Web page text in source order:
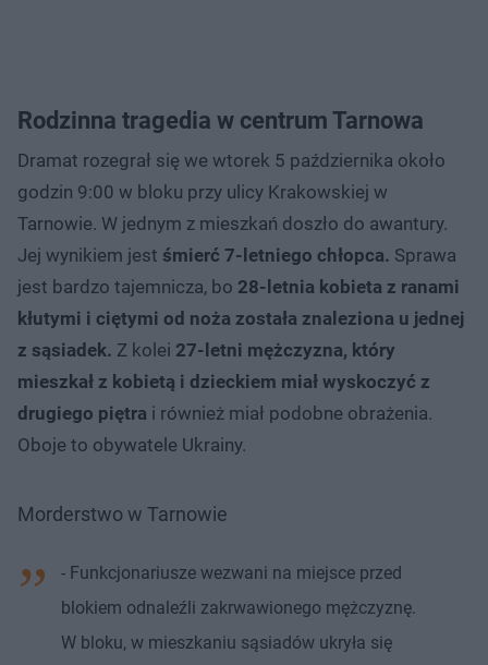
Rodzinna tragedia w centrum Tarnowa
Dramat rozegrał się we wtorek 5 października około
godzin 9:00 w bloku przy ulicy Krakowskiej w
Tarnowie. W jednym z mieszkań doszło do awantury.
Jej wynikiem jest śmierć 7-letniego chłopca. Sprawa
jest bardzo tajemnicza, bo 28-letnia kobieta z ranami
kłutymi i ciętymi od noża została znaleziona u jednej
z sąsiadek. Z kolei 27-letni mężczyzna, który
mieszkał z kobietą i dzieckiem miał wyskoczyć z
drugiego piętra i również miał podobne obrażenia.
Oboje to obywatele Ukrainy.
Morderstwo w Tarnowie
- Funkcjonariusze wezwani na miejsce przed
blokiem odnaleźli zakrwawionego mężczyznę.
W bloku, w mieszkaniu sąsiadów ukryła się